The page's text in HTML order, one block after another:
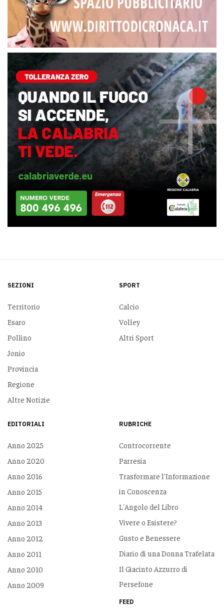
SEZIONI
Territorio
Esaro
Pollino
Jonio
Provincia
Regione
Altre Notizie
SPORT
Calcio
Volley
Altri Sport
EDITORIALI
Anno 2025
Anno 2020
Anno 2016
Anno 2015
Anno 2014
Anno 2013
Anno 2012
Anno 2011
Anno 2010
Anno 2009
RUBRICHE
Controcorrente
Parresia
Trasformare l'Informazione
in Conoscenza
L'Angolo del Libro
Vivere o Esistere?
Gusto e Benessere
Diario di una Donna Trafelata
Il Giacinto Azzurro di
Persefone
FEED